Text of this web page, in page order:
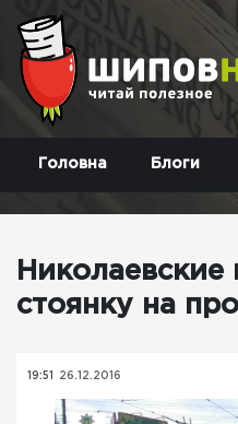
Головна Блоги
стоянку на
19:51 26.12.2016